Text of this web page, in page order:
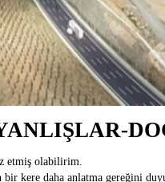
etmiş olabilirim.
bir kere daha anlatma gereğini